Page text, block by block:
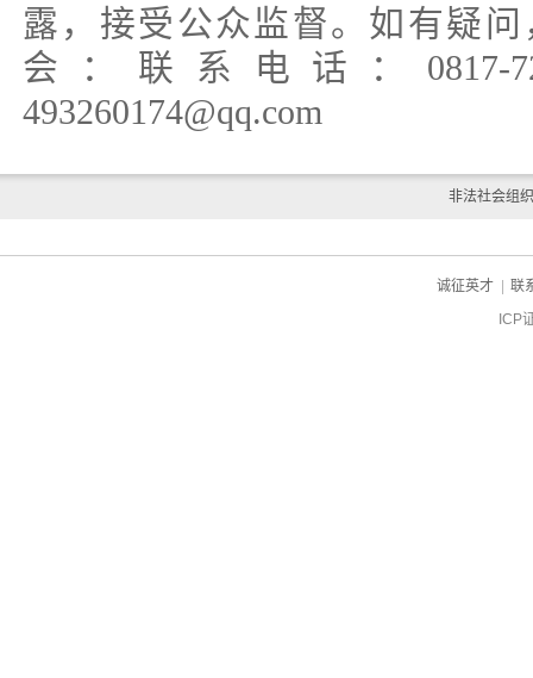
露，接受公众监督。如有疑
会：联系电话：0817-
493260174@qq.com
非法社会组
诚征英才
联
ICP